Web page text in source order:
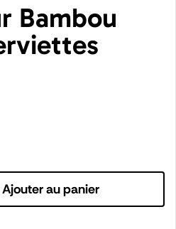
Bambou
Ajouter au panier